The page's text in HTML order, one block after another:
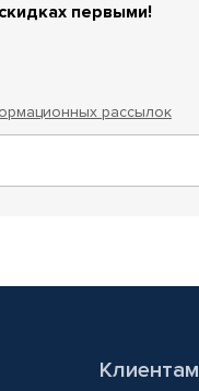
первыми!
рассылок
Клиентам